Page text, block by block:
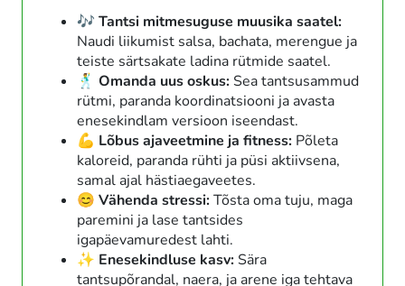
🎶 Tantsi mitmesuguse muusika saatel:
Naudi liikumist salsa, bachata, merengue ja
teiste särtsakate ladina rütmide saatel.
🕺 Omanda uus oskus:Sea tantsusammud
rütmi, paranda koordinatsiooni ja avasta
enesekindlam versioon iseendast.
💪 Lõbus ajaveetmine ja fitness: Põleta
kaloreid, paranda rühti ja püsi aktiivsena,
samal ajal hästiaegaveetes.
😊 Vähenda stressi:Tõsta oma tuju, maga
paremini ja lase tantsides
igapäevamuredest lahti.
✨ Enesekindluse kasv:Sära
tantsupõrandal, naera, ja arene iga tehtava